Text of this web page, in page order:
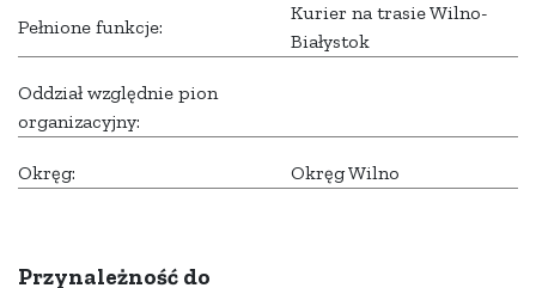
Pełnione funkcje:
Kurier na trasie Wilno-
Białystok
Oddział względnie pion
organizacyjny:
Okręg: Okręg Wilno
Przynależność do